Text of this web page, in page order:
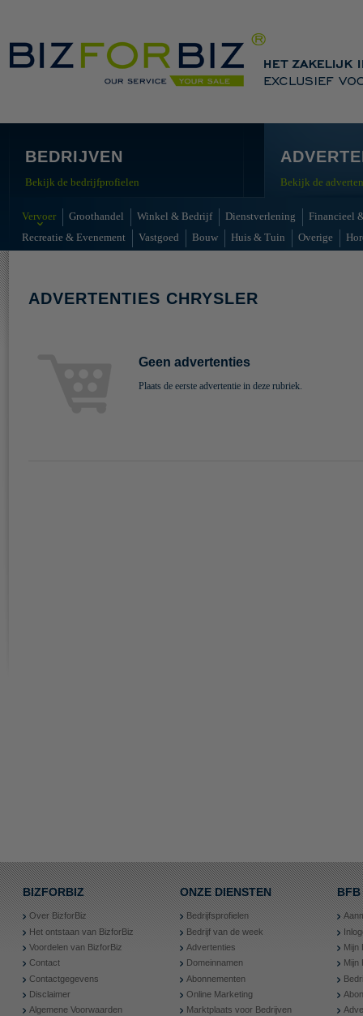
BEDRIJVEN
Bekijk de bedrijfprofielen Bekijk de
Vervoer Groothandel Winkel & Bedrijf Dienstverlening
Financieel
Recreatie & Evenement
Vastgoed Bouw Huis & Tuin Overige
ADVERTENTIES CHRYSLER
Geen advertenties
Plaats de eerste advertentie in deze rubriek.
BIZFORBIZ
Over BizforBiz
Het ontstaan van BizforBiz
Voordelen van BizforBiz
Contact
Contactgegevens
Disclaimer
Algemene Voorwaarden
ONZE DIENSTEN
Bedrijfsprofielen
Bedrijf van de week
Advertenties
Domeinnamen
Abonnementen
Online Marketing
Marktplaats voor Bedrijven
BFB
Mijn
Mijn